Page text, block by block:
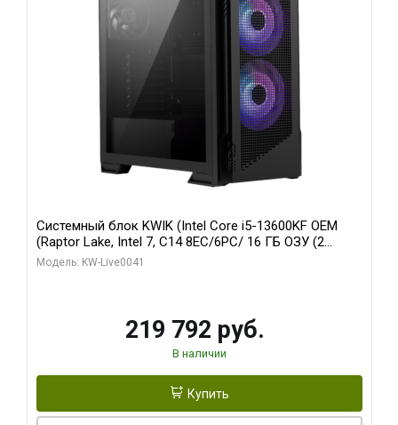
Системный блок KWIK (Intel Core i5-13600KF OEM
(Raptor Lake, Intel 7, C14 8EC/6PC/ 16 ГБ ОЗУ (2
модуля)/ Palit RTX5080 GAMINGPRO OC 16GB GDDR7
Модель: KW-Live0041
219 792 руб.
В наличии
Купить